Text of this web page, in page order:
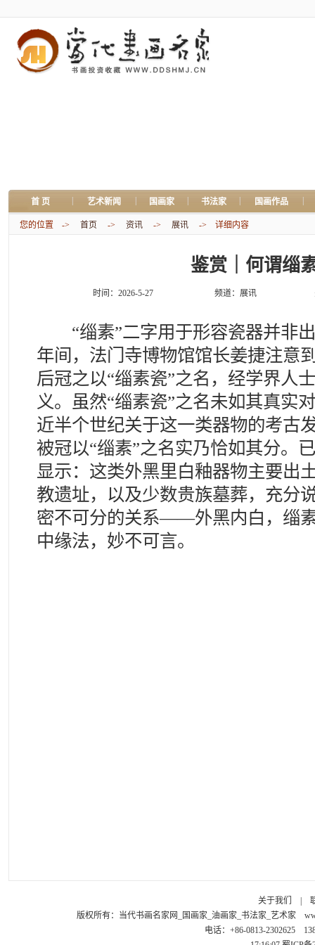
首 页 艺术新闻 国画家 书法家 国画作品
您的位置 -> 首页 -> 资讯 -> 展讯 -> 详细内容
鉴赏｜何谓缁
时间：2026-5-27 频道： 展讯
“缁素”二字用于形容瓷器并非
年间，法门寺博物馆馆长姜捷注意
后冠之以“缁素瓷”之名，经学界人
义。虽然“缁素瓷”之名未如其真实
近半个世纪关于这一类器物的考古
被冠以“缁素”之名实乃恰如其分。
显示：这类外黑里白釉器物主要出
教遗址，以及少数贵族墓葬，充分
密不可分的关系——外黑内白，缁
中缘法，妙不可言。
关于我们
版权所有： 当代书画名家网_国画家_油画家_书法家_艺术家
电话：+86-0813-2302625